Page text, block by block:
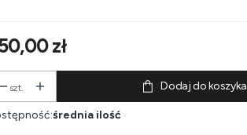
zł
szt. Dodaj do koszyka
średnia ilość